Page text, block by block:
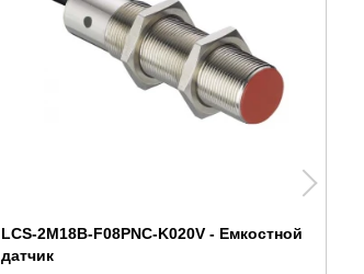
LCS-2M18B-F08PNC-K020V - Емкостной
датчик